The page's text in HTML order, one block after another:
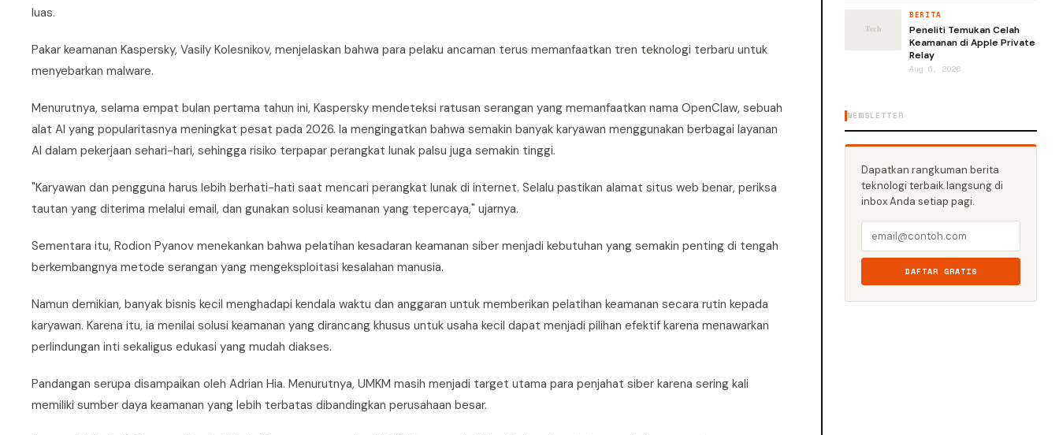
luas.
Pakar keamanan Kaspersky, Vasily Kolesnikov, menjelaskan bahwa para pelaku ancaman terus memanfaatkan tren teknologi terbaru untuk
menyebarkan malware.
Menurutnya, selama empat bulan pertama tahun ini, Kaspersky mendeteksi ratusan serangan yang memanfaatkan nama OpenClaw, sebuah
alat AI yang popularitasnya meningkat pesat pada 2026. Ia mengingatkan bahwa semakin banyak karyawan menggunakan berbagai layanan
AI dalam pekerjaan sehari-hari, sehingga risiko terpapar perangkat lunak palsu juga semakin tinggi.
"Karyawan dan pengguna harus lebih berhati-hati saat mencari perangkat lunak di internet. Selalu pastikan alamat situs web benar, periksa
tautan yang diterima melalui email, dan gunakan solusi keamanan yang tepercaya," ujarnya.
Sementara itu, Rodion Pyanov menekankan bahwa pelatihan kesadaran keamanan siber menjadi kebutuhan yang semakin penting di tengah
berkembangnya metode serangan yang mengeksploitasi kesalahan manusia.
Namun demikian, banyak bisnis kecil menghadapi kendala waktu dan anggaran untuk memberikan pelatihan keamanan secara rutin kepada
karyawan. Karena itu, ia menilai solusi keamanan yang dirancang khusus untuk usaha kecil dapat menjadi pilihan efektif karena menawarkan
perlindungan inti sekaligus edukasi yang mudah diakses.
Pandangan serupa disampaikan oleh Adrian Hia. Menurutnya, UMKM masih menjadi target utama para penjahat siber karena sering kali
memiliki sumber daya keamanan yang lebih terbatas dibandingkan perusahaan besar.
BERITA
Peneliti Temukan Celah
Keamanan di Apple Private
Relay
Aug 6, 2026
NEWSLETTER
Dapatkan rangkuman berita
teknologi terbaik langsung di
inbox Anda setiap pagi.
DAFTAR GRATIS